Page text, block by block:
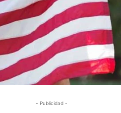
- Publicidad -